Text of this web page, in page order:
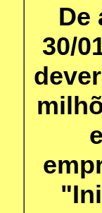
De
30/